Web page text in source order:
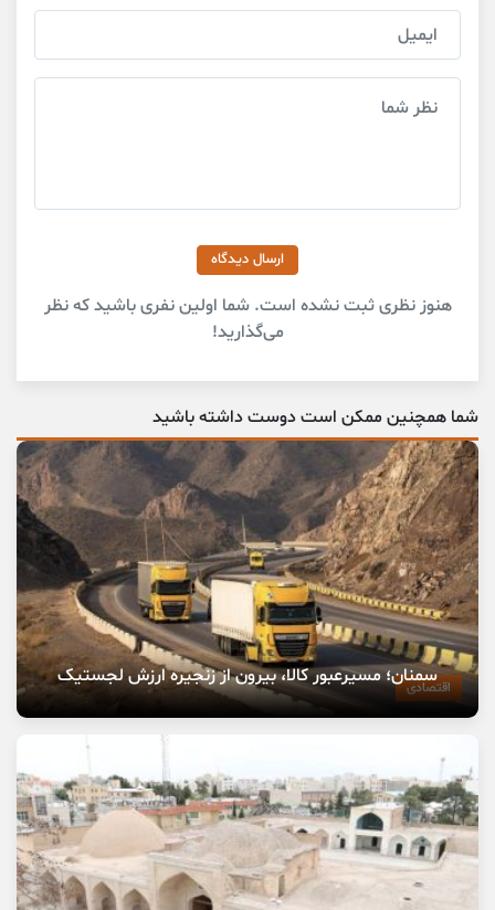
ارسال دیدگاه
هنوز نظری ثبت نشده است. شما اولین نفری باشید که نظر
می‌گذارید!
شما همچنین ممکن است دوست داشته باشید
اقتصادی
سمنان؛ مسیرعبور کالا، بیرون از زنجیره ارزش لجستیک